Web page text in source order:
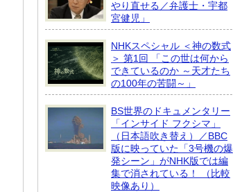
やり直せる／弁護士・宇都
宮健児」
NHKスペシャル ＜神の数式
＞ 第1回 「この世は何から
できているのか ～天才たち
の100年の苦闘～」
BS世界のドキュメンタリー
「インサイド フクシマ」
（日本語吹き替え）／BBC
版に映っていた「3号機の爆
発シーン」がNHK版では編
集で消されている！ （比較
映像あり）